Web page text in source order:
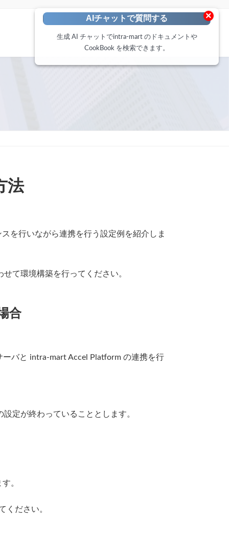
AIチャットで質問する
生成 AI チャットでintra-mart のドキュメントや
CookBook を検索できます。
×
法
を行いながら連携を行う設定例を紹介しま
て環境構築を行ってください。
合
バと intra-mart Accel Platform の連携を行
定が終わっていることとします。
。
ください。